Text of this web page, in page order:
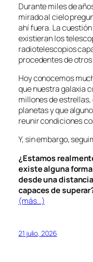
Durante miles de
mirado al cielo
ahí fuera. La
existieran los
radiotelescopios
procedentes de
Hoy conocemos
que nuestra galaxia
millones de
planetas y que
reunir condiciones
Y, sin embargo,
¿Estamos
existe alguna
desde una
capaces de
(más…)
21 julio, 2026